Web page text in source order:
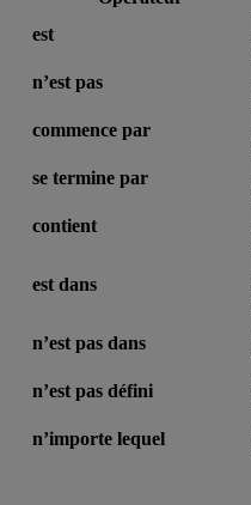
est
n’est pas
commence par
se termine par
contient
est dans
n’est pas dans
n’est pas défini
n’importe lequel